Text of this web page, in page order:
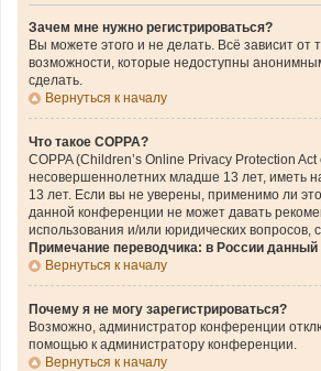
Зачем мне нужно регистрироваться?
Вы можете этого и не делать. Всё зависит
возможности, которые недоступны
сделать.
Вернуться к началу
Что такое COPPA?
COPPA (Children’s Online Privacy Protection
несовершеннолетних младше 13 лет, иметь
13 лет. Если вы не уверены, применимо ли
данной конференции не может давать
использования и/или юридических вопросов,
Примечание переводчика: в России
Вернуться к началу
Почему я не могу зарегистрироваться?
Возможно, администратор конференции
помощью к администратору конференции.
Вернуться к началу